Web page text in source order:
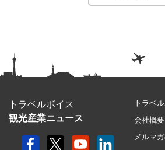
トラベルボイス
観光産業ニュース
トラベ
会社概要
メルマ